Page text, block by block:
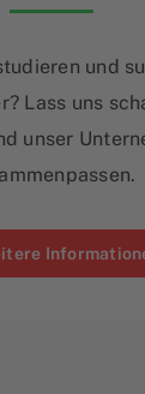
und
Lass uns
unser